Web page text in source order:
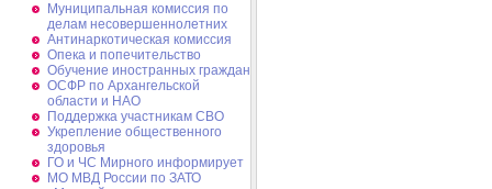
Муниципальная комиссия по
делам несовершеннолетних
Антинаркотическая комиссия
Опека и попечительство
Обучение иностранных граждан
ОСФР по Архангельской
области и НАО
Поддержка участникам СВО
Укрепление общественного
здоровья
ГО и ЧС Мирного информирует
МО МВД России по ЗАТО